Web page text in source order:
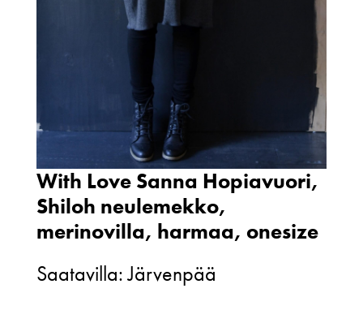
With Love Sanna Hopiavuori,
Shiloh neulemekko,
merinovilla, harmaa, onesize
Saatavilla: Järvenpää